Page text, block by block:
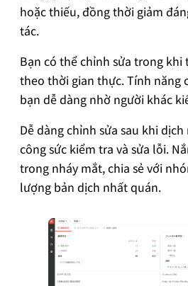
hoặc thiếu, đồng thời giảm
tác.
Bạn có thể chỉnh sửa trong
theo thời gian thực. Tính năng
bạn dễ dàng nhờ người khác
Dễ dàng chỉnh sửa sau khi
công sức kiểm tra và sửa lỗi.
trong nháy mắt, chia sẻ với
lượng bản dịch nhất quán.